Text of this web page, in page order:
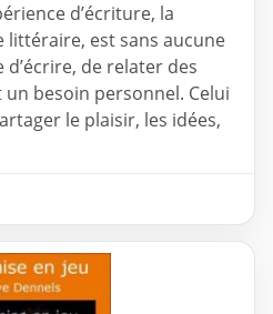
d’écriture, la
littéraire, est sans aucune
de relater des
besoin personnel. Celui
le plaisir, les idées,